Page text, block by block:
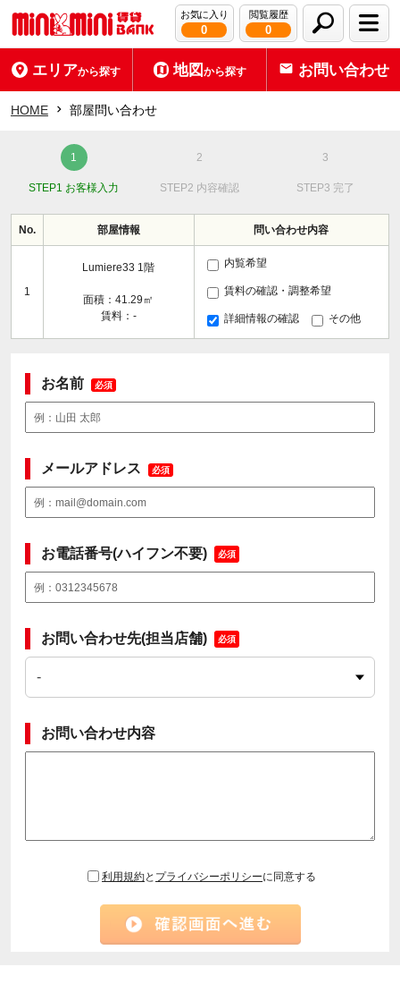
お気に入り
0
閲覧履歴
0
エリアから探す 地図から探す お問い合わせ
HOME 部屋問い合わせ
STEP1 お客様入力 STEP2 内容確認 STEP3 完了
No. 部屋情報 問い合わせ内容
1
Lumiere33 1階
面積：41.29㎡
賃料：-
内覧希望
賃料の確認・調整希望
詳細情報の確認 その他
お名前 必須
メールアドレス 必須
お電話番号(ハイフン不要) 必須
お問い合わせ先(担当店舗) 必須
お問い合わせ内容
利用規約と プライバシーポリシーに同意する